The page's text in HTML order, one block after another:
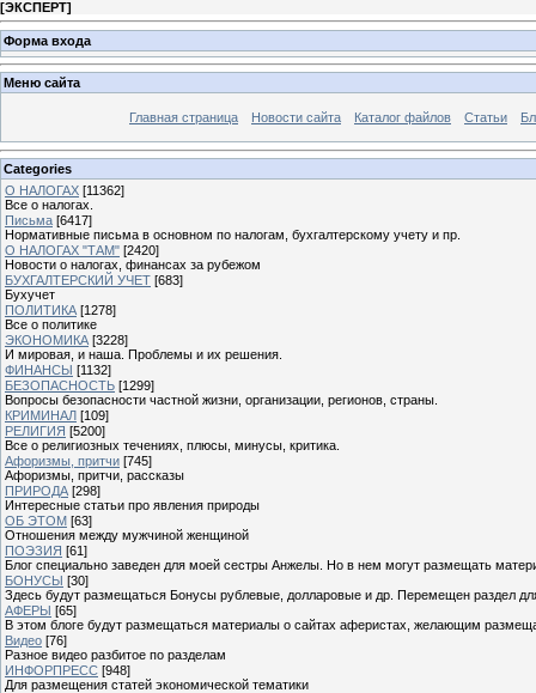
[ЭКСПЕРТ]
Форма входа
Меню сайта
Главная страница Новости сайта Каталог файлов Статьи
Categories
О НАЛОГАХ [11362]
Все о налогах.
Письма [6417]
Нормативные письма в основном по налогам, бухгалтерскому учету и пр.
О НАЛОГАХ "ТАМ" [2420]
Новости о налогах, финансах за рубежом
БУХГАЛТЕРСКИЙ УЧЕТ [683]
Бухучет
ПОЛИТИКА [1278]
Все о политике
ЭКОНОМИКА [3228]
И мировая, и наша. Проблемы и их решения.
ФИНАНСЫ [1132]
БЕЗОПАСНОСТЬ [1299]
Вопросы безопасности частной жизни, организации, регионов, страны.
КРИМИНАЛ [109]
РЕЛИГИЯ [5200]
Все о религиозных течениях, плюсы, минусы, критика.
Афоризмы, притчи [745]
Афоризмы, притчи, рассказы
ПРИРОДА [298]
Интересные статьи про явления природы
ОБ ЭТОМ [63]
Отношения между мужчиной женщиной
ПОЭЗИЯ [61]
Блог специально заведен для моей сестры Анжелы. Но в нем могут размещать
БОНУСЫ [30]
Здесь будут размещаться Бонусы рублевые, долларовые и др. Перемещен раздел
АФЕРЫ [65]
В этом блоге будут размещаться материалы о сайтах аферистах, желающим
Видео [76]
Разное видео разбитое по разделам
ИНФОРПРЕСС [948]
Для размещения статей экономической тематики